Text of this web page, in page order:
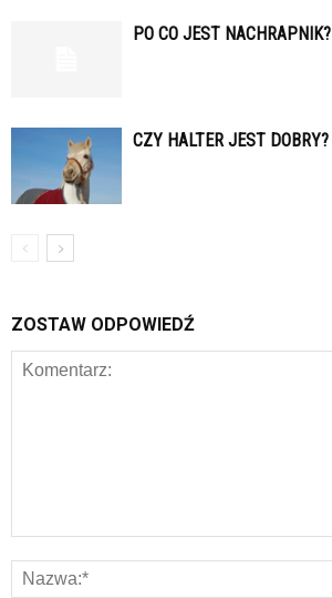
PO CO JEST NACHRAPNIK?
CZY HALTER JEST DOBRY?
ZOSTAW ODPOWIEDŹ